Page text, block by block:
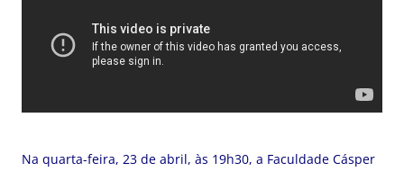
Na quarta-feira, 23 de abril, às 19h30, a Faculdade Cásper